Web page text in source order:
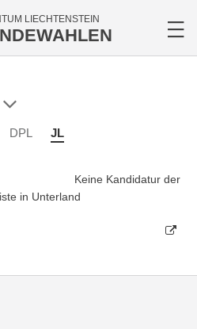
LIECHTENSTEIN
DPL JL
Keine Kandidatur der
in Unterland